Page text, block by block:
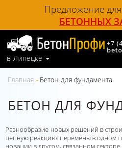
Предложение
БЕТОННЫХ
в Липецке
+7
Главная » Бетон для фундамента
БЕТОН ДЛЯ
Разнообразие новых решений в
цепную реакцию: перемены в одном
новации в другом, связанном